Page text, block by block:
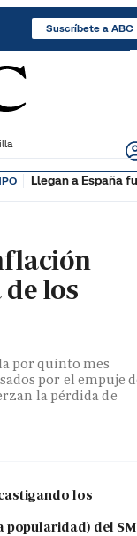
Suscríbete a ABC
Llegan a España
los
por quinto mes
por el empuje
la pérdida de
los
popularidad) del